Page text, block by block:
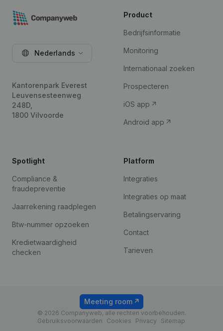
Nederlands
Kantorenpark Everest
Leuvensesteenweg
248D,
1800 Vilvoorde
Product
Bedrijfsinformatie
Monitoring
Internationaal zoeken
Prospecteren
iOS app
Android app
Spotlight
Compliance &
fraudepreventie
Jaarrekening raadplegen
Btw-nummer opzoeken
Kredietwaardigheid
checken
Platform
Integraties
Integraties op maat
Betalingservaring
Contact
Tarieven
© 2026 Companyweb, alle rechten voorbehouden.
Gebruiksvoorwaarden
Cookies Privacy Sitemap
Meeting room